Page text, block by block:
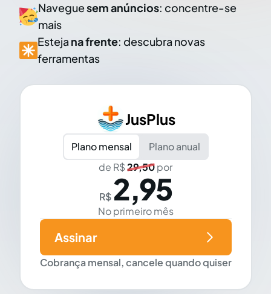
Naveguesem anúncios: concentre-se
mais
Esteja na frente: descubra novas
ferramentas
JusPlus
Plano mensal
Plano anual
de R$29,50por
R$ 2,95
No primeiro mês
Cobrança mensal, cancele quando quiser
Assinar